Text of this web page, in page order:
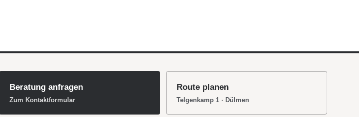
Beratung anfragen
Zum Kontaktformular
Route planen
Telgenkamp 1 · Dülmen